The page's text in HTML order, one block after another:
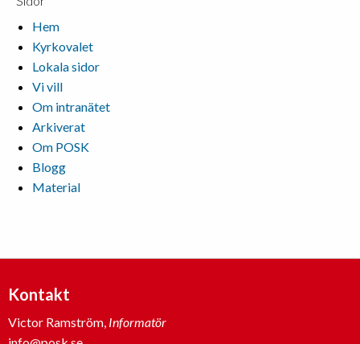
Hem
Kyrkovalet
Lokala sidor
Vi vill
Om intranätet
Arkiverat
Om POSK
Blogg
Material
Kontakt
Victor Ramström, Informatör